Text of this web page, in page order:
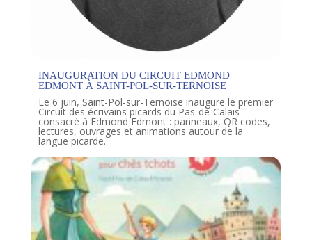
INAUGURATION DU CIRCUIT EDMOND
EDMONT À SAINT-POL-SUR-TERNOISE
Le 6 juin, Saint-Pol-sur-Ternoise inaugure le premier
Circuit des écrivains picards du Pas-de-Calais
consacré à Edmond Edmont : panneaux, QR codes,
lectures, ouvrages et animations autour de la
langue picarde.